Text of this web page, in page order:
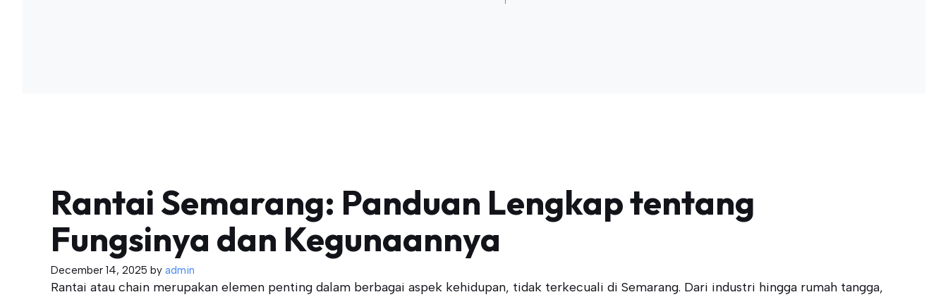
Rantai Semarang: Panduan Lengkap tentang
Fungsinya dan Kegunaannya
December 14, 2025 by admin
Rantai atau chain merupakan elemen penting dalam berbagai aspek kehidupan, tidak terkecuali di Semarang. Dari industri hingga rumah tangga,